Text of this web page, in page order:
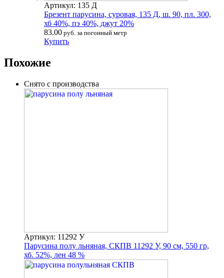
Артикул: 135 Д
Брезент парусина, суровая, 135 Д, ш. 90, пл. 300,
хб 40%, пэ 40%, джут 20%
83.00 руб. за погонный метр
Купить
Похожие
Снято с производства
Артикул: 11292 У
Парусина полу льняная, СКПВ 11292 У, 90 см, 550 гр,
хб. 52%, лен 48 %